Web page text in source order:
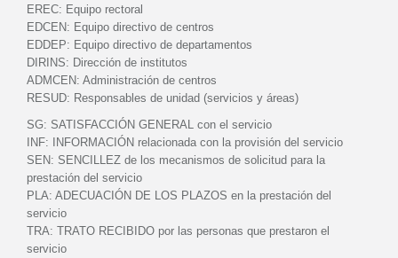
EREC: Equipo rectoral
EDCEN: Equipo directivo de centros
EDDEP: Equipo directivo de departamentos
DIRINS: Dirección de institutos
ADMCEN: Administración de centros
RESUD: Responsables de unidad (servicios y áreas)
SG: SATISFACCIÓN GENERAL con el servicio
INF:
INFORMACIÓN relacionada con la provisión del servicio
SEN: SENCILLEZ de los mecanismos de solicitud para la
prestación del servicio
PLA: ADECUACIÓN DE LOS PLAZOS en la prestación del
servicio
TRA: TRATO RECIBIDO por las personas que prestaron el
servicio